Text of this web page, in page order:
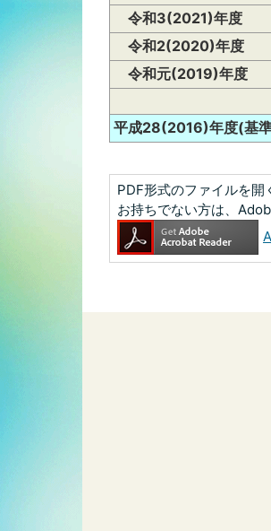
令和3(2021)年度
令和2(2020)年度
令和元(2019)年度
平成28(2016)年度(基
PDF形式のファイルを
お持ちでない方は、